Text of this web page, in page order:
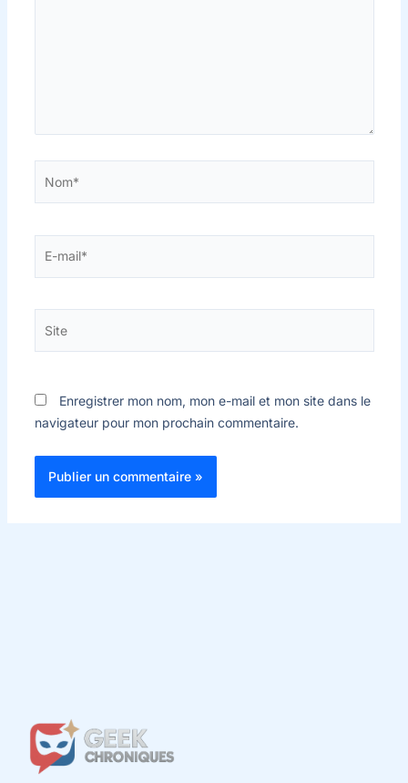
Enregistrer mon nom, mon e-mail et mon site dans le
navigateur pour mon prochain commentaire.